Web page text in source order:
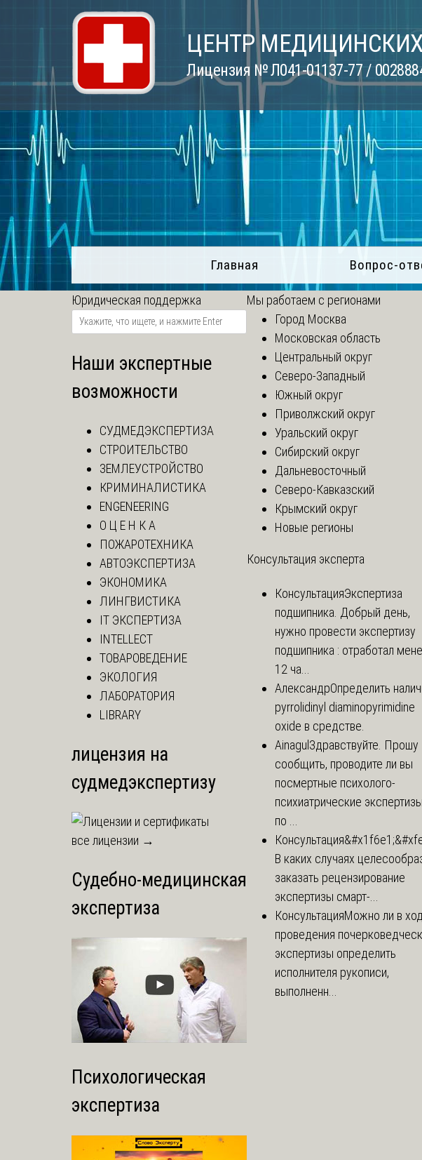
ЦЕНТР
Лицензия № Л041-01137-77 /
Главная Вопрос-
Юридическая поддержка
Наши экспертные
возможности
СУДМЕДЭКСПЕРТИЗА
СТРОИТЕЛЬСТВО
ЗЕМЛЕУСТРОЙСТВО
КРИМИНАЛИСТИКА
ENGENEERING
О Ц Е Н К А
ПОЖАРОТЕХНИКА
АВТОЭКСПЕРТИЗА
ЭКОНОМИКА
ЛИНГВИСТИКА
IT ЭКСПЕРТИЗА
INTELLECT
ТОВАРОВЕДЕНИЕ
ЭКОЛОГИЯ
ЛАБОРАТОРИЯ
LIBRARY
лицензия на
судмедэкспертизу
все лицензии →
Судебно-медицинская
экспертиза
Психологическая
экспертиза
Мы работаем с регионами
Город Москва
Московская область
Центральный округ
Северо-Западный
Южный округ
Приволжский округ
Уральский округ
Сибирский округ
Дальневосточный
Северо-Кавказский
Крымский округ
Новые регионы
Консультация эксперта
КонсультацияЭкспертиза
подшипника. Добрый день,
нужно провести экспертизу
подшипника : отработал
12 ча...
АлександрОпределить
pyrrolidinyl diaminopyrimidine
oxide в средстве.
Ainagul Здравствуйте. Прошу
сообщить, проводите ли вы
посмертные психолого-
психиатрические экспертизы
по ...
Консультация
В каких случаях
заказать рецензирование
экспертизы смарт-...
КонсультацияМожно ли в
проведения
экспертизы определить
исполнителя рукописи,
выполненн...